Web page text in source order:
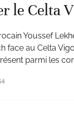
le Celta
Youssef
face au Celta
parmi les